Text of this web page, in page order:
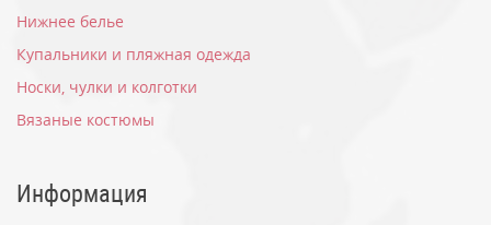
Нижнее белье
Купальники и пляжная одежда
Носки, чулки и колготки
Вязаные костюмы
Информация